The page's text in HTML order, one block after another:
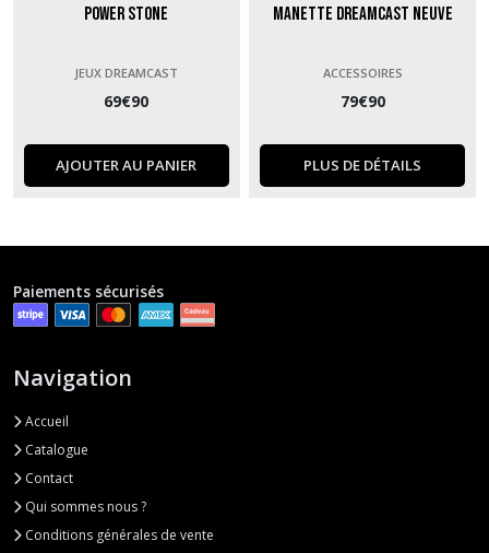
Power Stone
JEUX DREAMCAST
69€90
AJOUTER AU PANIER
Manette Dreamcast neuve
ACCESSOIRES
79€90
PLUS DE DÉTAILS
Paiements sécurisés
Navigation
Accueil
Catalogue
Contact
Qui sommes nous ?
Conditions générales de vente